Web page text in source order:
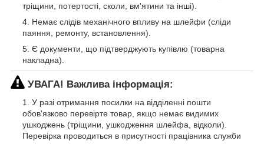
тріщини, потертості, сколи, вм'ятини та інші).
Немає слідів механічного впливу на шлейфи (сліди
паяння, ремонту, встановлення).
Є документи, що підтверджують купівлю (товарна
накладна).
УВАГА! Важлива інформація:
У разі отримання посилки на відділенні пошти
обов'язково перевірте товар, якщо немає видимих
ушкоджень (тріщини, ушкодження шлейфа, відколи).
Перевірка проводиться в присутності працівника служби